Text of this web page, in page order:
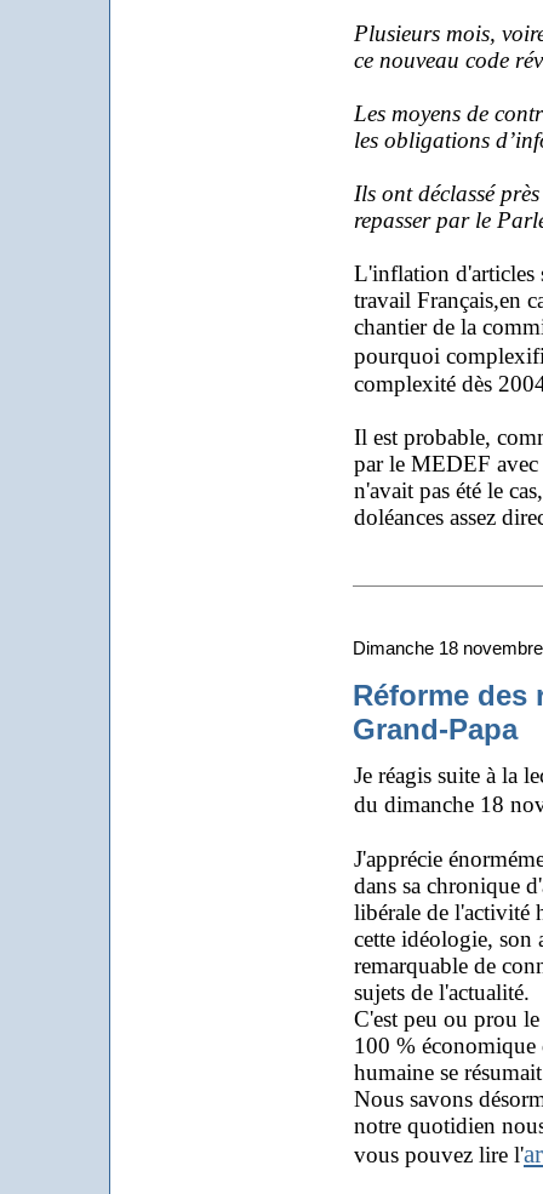
Plusieurs mois,
ce nouveau code
Les moyens de
les obligations
Ils ont déclassé
repasser par le
L'inflation d'articles
travail Français,en
chantier de la
pourquoi
complexité dès
Il est probable,
par le MEDEF avec
n'avait pas été le
doléances assez
Dimanche 18
Réforme des
Grand-Papa
Je réagis suite à la
du dimanche 18
J'apprécie
dans sa chronique
libérale de l'activité
cette idéologie, son
remarquable de
sujets de l'actualité.
C'est peu ou prou
100 % économique
humaine se
Nous savons
notre quotidien
vous pouvez lire l'